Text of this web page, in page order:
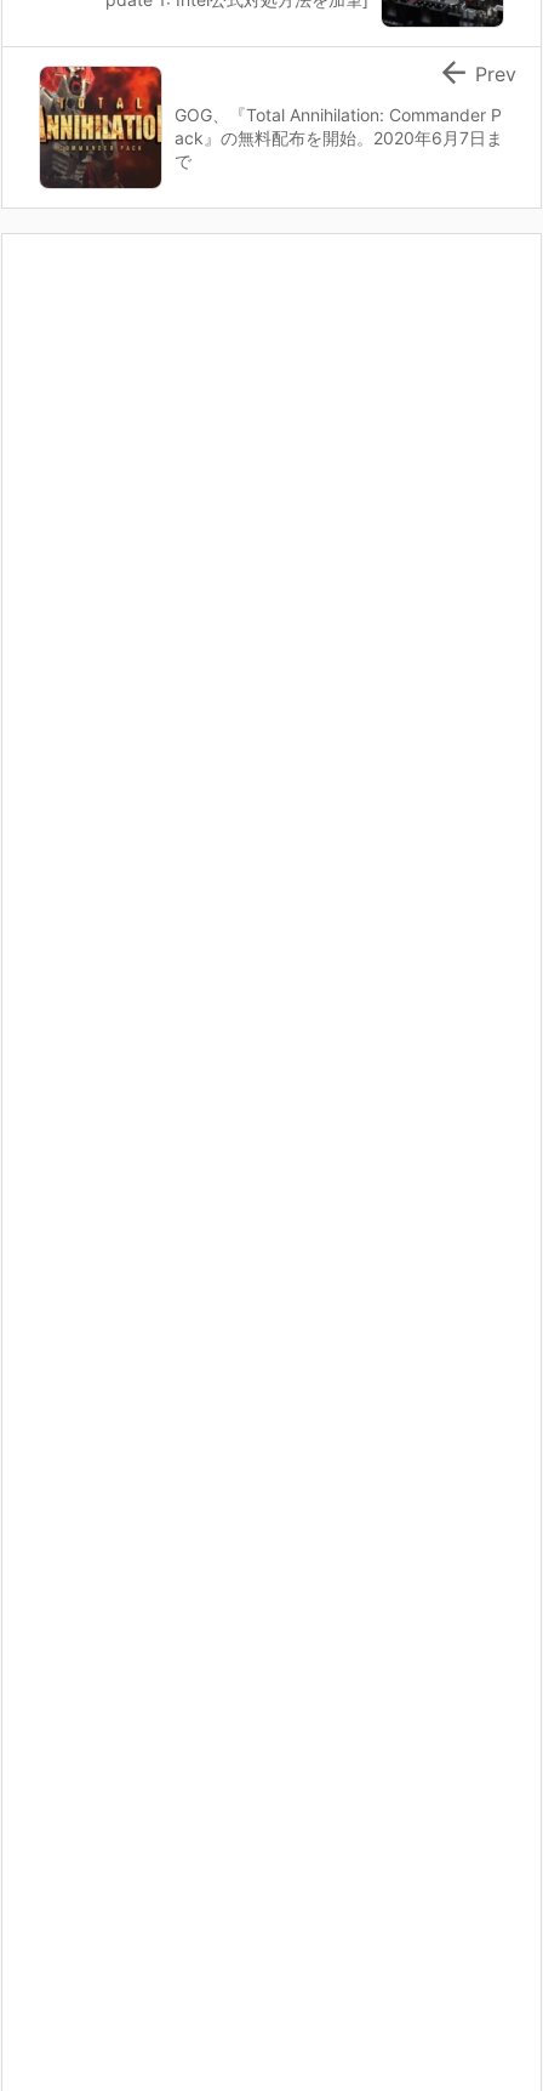
GOG、『Total Annihilation: Commander P
ack』の無料配布を開始。2020年6月7日ま
で
 Prev